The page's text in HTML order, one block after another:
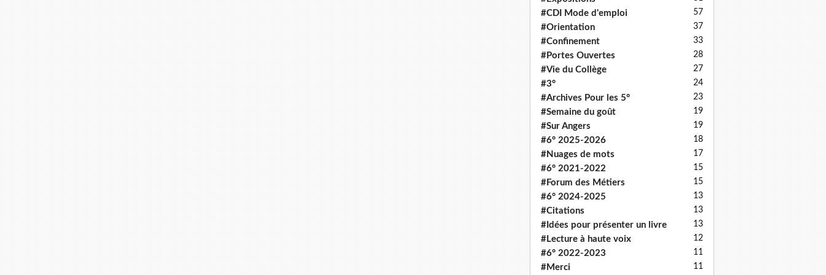
#CDI Mode d'emploi 57
#Orientation 37
#Confinement 33
#Portes Ouvertes 28
#Vie du Collège 27
#3° 24
#Archives Pour les 5° 23
#Semaine du goût 19
#Sur Angers 19
#6° 2025-2026 18
#Nuages de mots 17
#6° 2021-2022 15
#Forum des Métiers 15
#6° 2024-2025 13
#Citations 13
#Idées pour présenter un livre 13
#Lecture à haute voix 12
#6° 2022-2023 11
#Merci 11